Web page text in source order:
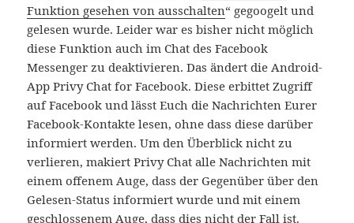
Funktion gesehen von ausschalten“ gegoogelt und
gelesen wurde. Leider war es bisher nicht möglich
diese Funktion auch im Chat des Facebook
Messenger zu deaktivieren. Das ändert die Android-
App Privy Chat for Facebook. Diese erbittet Zugriff
auf Facebook und lässt Euch die Nachrichten Eurer
Facebook-Kontakte lesen, ohne dass diese darüber
informiert werden. Um den Überblick nicht zu
verlieren, makiert Privy Chat alle Nachrichten mit
einem offenem Auge, dass der Gegenüber über den
Gelesen-Status informiert wurde und mit einem
geschlossenem Auge, dass dies nicht der Fall ist.